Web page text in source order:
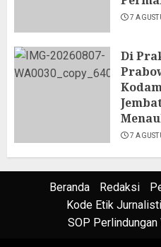
7
Di
7
Beranda Redaksi
Kode Etik
SOP Perlindungan